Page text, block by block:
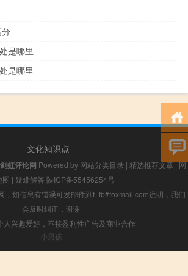
是哪里
是哪里
文化知识点
剑虹评论网 Powered by 网站分类目录 | 精选推荐文章|网
图 | 疑难解答 陕ICP备55456254号
，如信息有错误可发邮件到f_fb#foxmail.com说明，我们
会及时纠正，谢谢
人兴趣爱好，不接盈利性广告及商业合作
小男孩